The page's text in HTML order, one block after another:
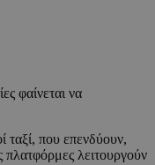
φαίνεται να
ταξί, που επενδύουν,
πλατφόρμες λειτουργούν